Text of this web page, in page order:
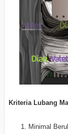
Kriteria Lubang
Minimal